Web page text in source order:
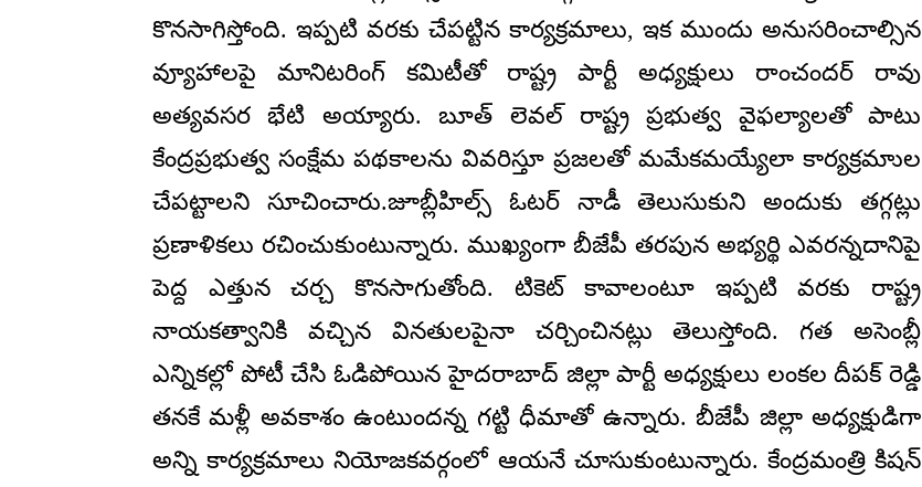
కొనసాగిస్తోంది. ఇప్పటి వరకు చేపట్టిన కార్యక్రమాలు, ఇక ముందు అనుసరించాల్సిన
వ్యూహాలపై మానిటరింగ్ కమిటీతో రాష్ట్ర పార్టీ అధ్యక్షులు రాంచందర్ రావు
అత్యవసర భేటి అయ్యారు. బూత్ లెవల్ రాష్ట్ర ప్రభుత్వ వైఫల్యాలతో పాటు
కేంద్రప్రభుత్వ సంక్షేమ పథకాలను వివరిస్తూ ప్రజలతో మమేకమయ్యేలా కార్యక్రమాుల
చేపట్టాలని సూచించారు.జూబ్లీహిల్స్ ఓటర్ నాడీ తెలుసుకుని అందుకు తగ్గట్లు
ప్రణాళికలు రచించుకుంటున్నారు. ముఖ్యంగా బీజేపీ తరపున అభ్యర్థి ఎవరన్నదానిపై
పెద్ద ఎత్తున చర్చ కొనసాగుతోంది. టికెట్ కావాలంటూ ఇప్పటి వరకు రాష్ట్ర
నాయకత్వానికి వచ్చిన వినతులపైనా చర్చించినట్లు తెలుస్తోంది. గత అసెంబ్లీ
ఎన్నికల్లో పోటీ చేసి ఓడిపోయిన హైదరాబాద్ జిల్లా పార్టీ అధ్యక్షులు లంకల దీపక్ రెడ్డి
తనకే మళ్లీ అవకాశం ఉంటుందన్న గట్టి ధీమాతో ఉన్నారు. బీజేపీ జిల్లా అధ్యక్షుడిగా
అన్ని కార్యక్రమాలు నియోజకవర్గంలో ఆయనే చూసుకుంటున్నారు. కేంద్రమంత్రి కిషన్